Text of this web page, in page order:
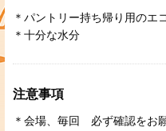
＊パントリー持ち帰り用のエ
＊十分な水分
注意事項
＊会場、毎回 必ず確認をお